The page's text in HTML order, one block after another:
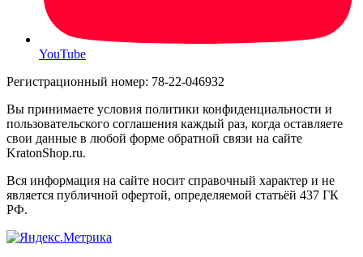
YouTube
Регистрационный номер: 78-22-046932
Вы принимаете условия политики конфиденциальности и
пользовательского соглашения каждый раз, когда оставляете
свои данные в любой форме обратной связи на сайте
KratonShop.ru.
Вся информация на сайте носит справочный характер и не
является публичной офертой, определяемой статьёй 437 ГК
РФ.